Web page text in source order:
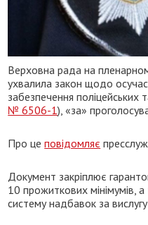
Верховна рада на
ухвалила закон щодо
забезпечення поліцейських
№ 6506-1), «за»
Про цеповідомляє
Документ закріплює
10 прожиткових мінімумів,
систему надбавок за